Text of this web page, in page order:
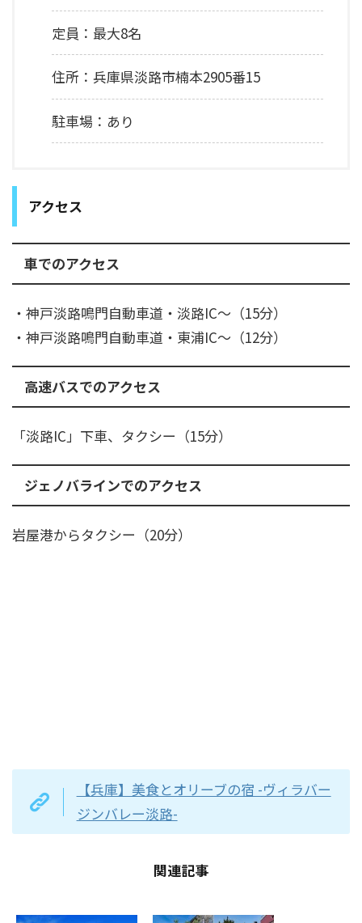
定員：最大8名
住所：兵庫県淡路市楠本2905番15
駐車場：あり
アクセス
車でのアクセス
・神戸淡路鳴門自動車道・淡路IC～（15分）
・神戸淡路鳴門自動車道・東浦IC～（12分）
高速バスでのアクセス
「淡路IC」下車、タクシー（15分）
ジェノバラインでのアクセス
​岩屋港からタクシー（20分）
【兵庫】美食とオリーブの宿 -ヴィラバー
ジンバレー淡路-
関連記事